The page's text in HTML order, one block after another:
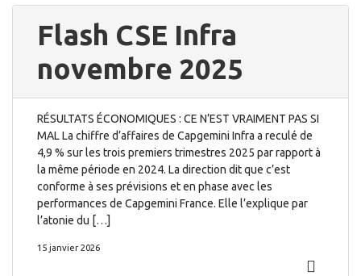
Flash CSE Infra
novembre 2025
RÉSULTATS ÉCONOMIQUES : CE N’EST VRAIMENT PAS SI
MAL La chiffre d’affaires de Capgemini Infra a reculé de
4,9 % sur les trois premiers trimestres 2025 par rapport à
la même période en 2024. La direction dit que c’est
conforme à ses prévisions et en phase avec les
performances de Capgemini France. Elle l’explique par
l’atonie du […]
15 janvier 2026